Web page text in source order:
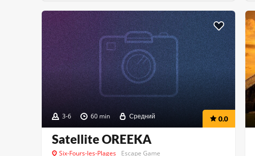
3-6 60 min Средний 0.0
Satellite OREEKA
Six-Fours-les-Plages Escape Game